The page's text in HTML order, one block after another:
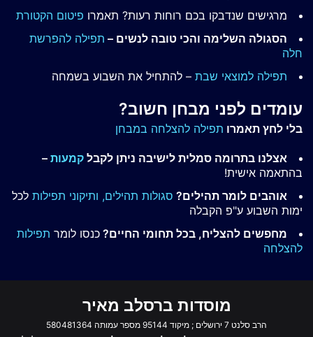
מרגישים שנדבקו בכם רוחות רעות? תאמרו פיטום הקטורת
הסגולה השלימה והכי טובה לנשים – תפילה להפרשת
חלה
תפילה למוצאי שבת – להתחיל את השבוע בשמחה
עומדים לפני מבחן חשוב?
בלי לחץ תאמרו תפילה להצלחה במבחן
אצלנו בתרומה סמלית לישיבה ניתן לקבל קמעות –
בהתאמה אישית!
אוהבים לומר תהילים? סגולות תהילים, ותיקוני תפילות לכל
ימות השבוע ע"פ הקבלה
מחפשים להצליח, בכל תחומי החיים? כנסו לומר תפילות
להצלחה
מוסדות ברסלב מאיר
הרב סלנט 7 ירושלים ; מיקוד 95144 מספר עמותה 580481364